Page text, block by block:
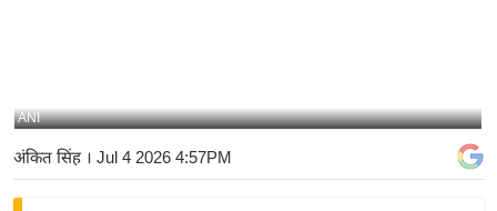
य
बि
ज़
ANI
अंकित सिंह। Jul 4 2026 4:57PM